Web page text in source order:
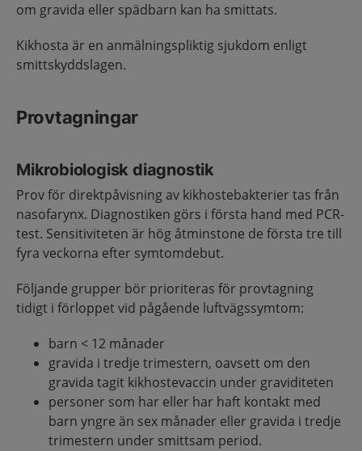
om gravida eller spädbarn kan ha smittats.
Kikhosta är en anmälningspliktig sjukdom enligt
smittskyddslagen.
Provtagningar
Mikrobiologisk diagnostik
Prov för direktpåvisning av kikhostebakterier tas från
nasofarynx. Diagnostiken görs i första hand med PCR-
test. Sensitiviteten är hög åtminstone de första tre till
fyra veckorna efter symtomdebut.
Följande grupper bör prioriteras för provtagning
tidigt i förloppet vid pågående luftvägssymtom:
barn < 12 månader
gravida i tredje trimestern, oavsett om den
gravida tagit kikhostevaccin under graviditeten
personer som har eller har haft kontakt med
barn yngre än sex månader eller gravida i tredje
trimestern under smittsam period.